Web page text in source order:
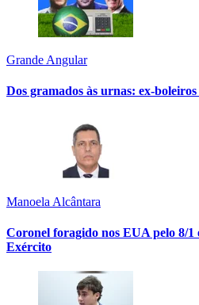
Grande Angular
Dos gramados às urnas: ex-
Manoela Alcântara
Coronel foragido nos EUA pelo 8/
Exército